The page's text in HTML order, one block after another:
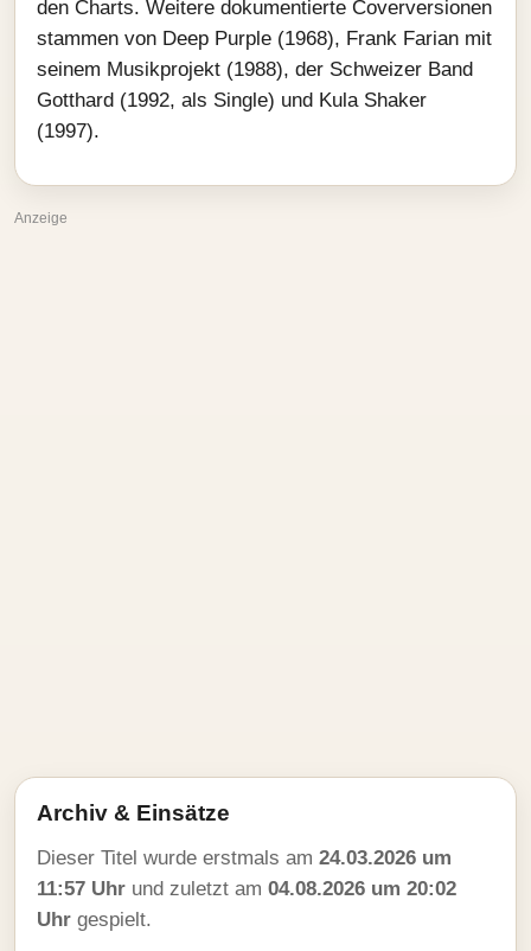
den Charts. Weitere dokumentierte Coverversionen
stammen von Deep Purple (1968), Frank Farian mit
seinem Musikprojekt (1988), der Schweizer Band
Gotthard (1992, als Single) und Kula Shaker
(1997).
Anzeige
Archiv & Einsätze
Dieser Titel wurde erstmals am 24.03.2026 um
11:57 Uhr und zuletzt am 04.08.2026 um 20:02
Uhr gespielt.